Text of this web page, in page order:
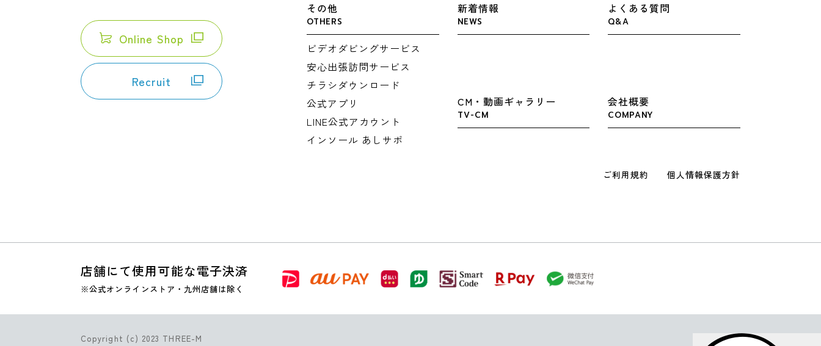
Online Shop
Recruit
その他
OTHERS
ビデオダビングサービス
安心出張訪問サービス
チラシダウンロード
公式アプリ
LINE公式アカウント
インソール あしサポ
新着情報
NEWS
よくある質問
Q&A
CM・動画ギャラリー
TV-CM
会社概要
COMPANY
ご利用規約 個人情報保護方針
店舗にて使用可能な電子決済
※公式オンラインストア・九州店舗は除く
Copyright (c) 2023 THREE-M